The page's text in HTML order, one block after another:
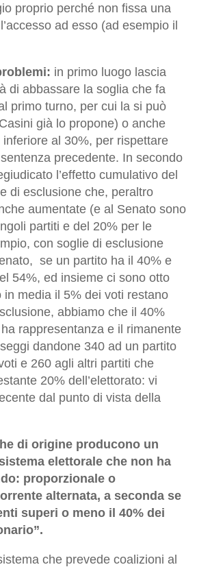
proprio perché non fissa una
ad esso (ad esempio il
in primo luogo lascia
di abbassare la soglia che fa
primo turno, per cui la si può
già lo propone) o anche
al 30%, per rispettare
precedente. In secondo
l’effetto cumulativo del
di esclusione che, peraltro
aumentate (e al Senato sono
partiti e del 20% per le
con soglie di esclusione
se un partito ha il 40% e
54%, ed insieme ci sono otto
in media il 5% dei voti restano
abbiamo che il 40%
rappresentanza e il rimanente
dandone 340 ad un partito
e 260 agli altri partiti che
20% dell’elettorato: vi
dal punto di vista della
di origine producono un
elettorale che non ha
proporzionale o
alternata, a seconda se
superi o meno il 40% dei
che prevede coalizioni al